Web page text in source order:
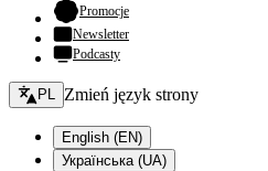
Promocje- otwiera się w nowej karcie
Newsletter
Podcasty
Zmień język - bieżący:
PL Zmień język strony
English (EN)
Українська (UA)